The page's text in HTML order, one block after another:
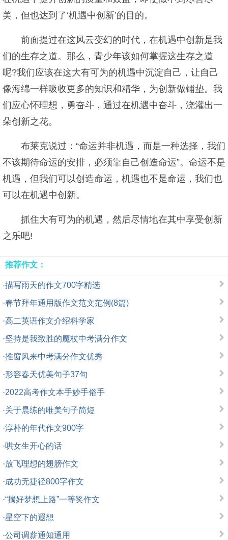
美，但也达到了‘机遇中创新’的目的。
前面提过在这风云变幻的时代，在机遇中创新是我
们的生存之道。那么，青少年该如何掌握这生存之道
呢?我们应该在这大有可为的机遇中沉淀自己，让自己
像海绵一样吸收更多的知识和精华，为创新做铺垫。我
们应心怀理想，勇奋斗，通过在机遇中奋斗，浇灌出一
朵创新之花。
布莱克说过：“命运并非机遇，而是一种选择，我们
不该期待命运的安排，必须靠自己创造命运”。命运不是
机遇，但我们可以创造命运，机遇也不是命运，我们也
可以在机遇中创新。
抓住大有可为的机遇，然后尽情地在其中享受创新
之乐吧!
推荐作文：
·描写雨天的作文700字精选
·春节拜年通用版作文范文范例(8篇)
·高二英语作文介绍科学家
·坚持是我致胜的魔杖中考满分作文
·推窗风来中考满分作文优秀
·形容春天优美句子37句
·2022高考作文本手妙手俗手
·关于晨练的唯美句子简短
·淳朴的年代作文900字
·哄女生开心的话
·放飞理想的翅膀作文
·成功无捷径800字作文
·“揣好梦想上路”一等奖作文
·星空下的遐想
·公司调薪通知通用